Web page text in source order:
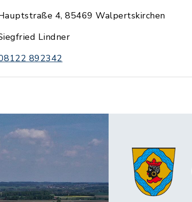
4, 85469 Walpertskirchen
Lindner
892342